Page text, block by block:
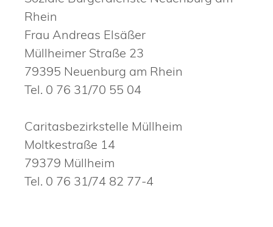
Rhein
Frau Andreas Elsäßer
Müllheimer Straße 23
79395 Neuenburg am Rhein
Tel. 0 76 31/70 55 04
Caritasbezirkstelle Müllheim
Moltkestraße 14
79379 Müllheim
Tel. 0 76 31/74 82 77-4